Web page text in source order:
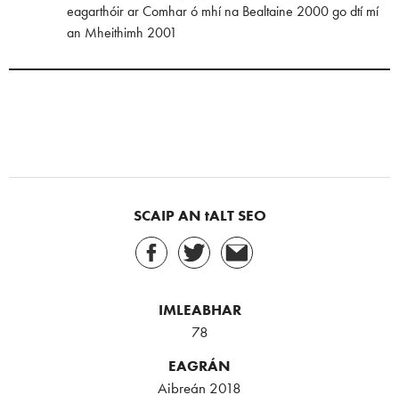
eagarthóir ar Comhar ó mhí na Bealtaine 2000 go dtí mí
an Mheithimh 2001
SCAIP AN tALT SEO
IMLEABHAR
78
EAGRÁN
Aibreán 2018